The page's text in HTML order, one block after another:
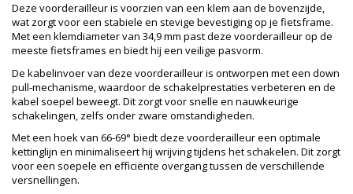
Deze voorderailleur is voorzien van een klem aan de bovenzijde,
wat zorgt voor een stabiele en stevige bevestiging op je fietsframe.
Met een klemdiameter van 34,9 mm past deze voorderailleur op de
meeste fietsframes en biedt hij een veilige pasvorm.
De kabelinvoer van deze voorderailleur is ontworpen met een down
pull-mechanisme, waardoor de schakelprestaties verbeteren en de
kabel soepel beweegt. Dit zorgt voor snelle en nauwkeurige
schakelingen, zelfs onder zware omstandigheden.
Met een hoek van 66-69° biedt deze voorderailleur een optimale
kettinglijn en minimaliseert hij wrijving tijdens het schakelen. Dit zorgt
voor een soepele en efficiënte overgang tussen de verschillende
versnellingen.